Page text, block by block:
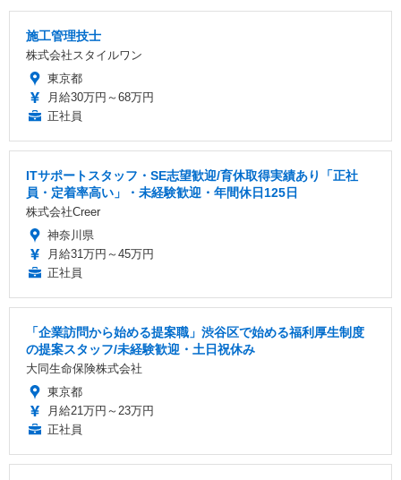
施工管理技士
株式会社スタイルワン
東京都
月給30万円～68万円
正社員
ITサポートスタッフ・SE志望歓迎/育休取得実績あり「正社
員・定着率高い」・未経験歓迎・年間休日125日
株式会社Creer
神奈川県
月給31万円～45万円
正社員
「企業訪問から始める提案職」渋谷区で始める福利厚生制度
の提案スタッフ/未経験歓迎・土日祝休み
大同生命保険株式会社
東京都
月給21万円～23万円
正社員